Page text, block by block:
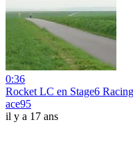
0:36
Rocket LC en Stage6 Racing
ace95
il y a 17 ans